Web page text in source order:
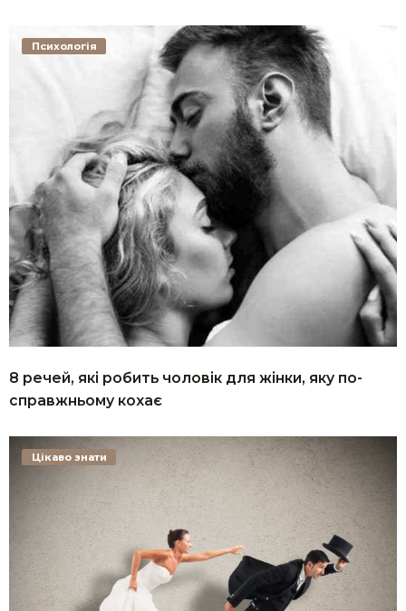
8 речей, які робить чоловік для жінки, яку по-
справжньому кохає
Психологія
Цікаво знати